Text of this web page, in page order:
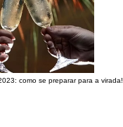
como se preparar para a virada!